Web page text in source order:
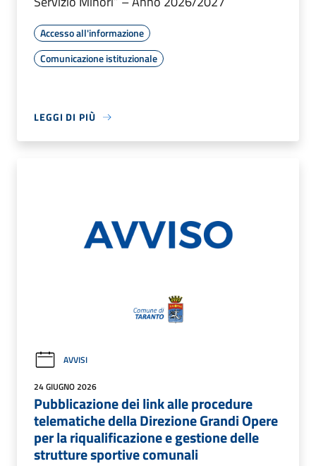
Accesso all'informazione
Comunicazione istituzionale
LEGGI DI PIÙ
AVVISI
24 GIUGNO 2026
Pubblicazione dei link alle procedure
telematiche della Direzione Grandi Opere
per la riqualificazione e gestione delle
strutture sportive comunali